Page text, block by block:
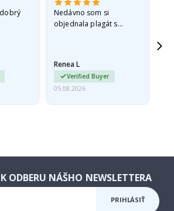
Nedávno som si
objednala plagát s
poškodený. Problém
som…
Renea L
Verified Buyer
05.08.2026
ODBERU NÁŠHO NEWSLETTERA
PRIHLÁSIŤ